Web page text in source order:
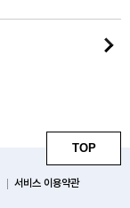
서비스 이용약관
TOP